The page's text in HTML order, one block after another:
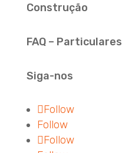
Construção
FAQ – Particulares
Siga-nos
Follow
Follow
Follow